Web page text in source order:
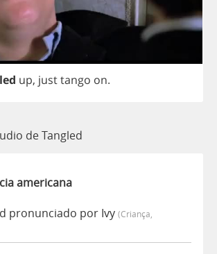
up, justtango on.
de Tangled
americana
pronunciado por Ivy (criança,